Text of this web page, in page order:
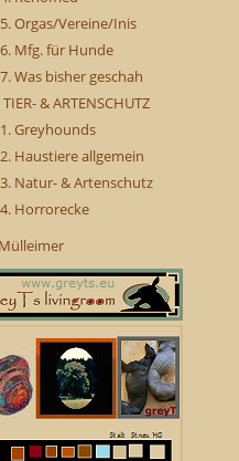
Orgas/Vereine/Inis
Mfg. für Hunde
Was bisher geschah
TIER- & ARTENSCHUTZ
Greyhounds
Haustiere allgemein
Natur- & Artenschutz
Horrorecke